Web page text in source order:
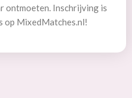
ontmoeten. Inschrijving is
op MixedMatches.nl!